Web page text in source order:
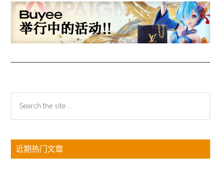
主
侧
边
栏
the
近期热门文章